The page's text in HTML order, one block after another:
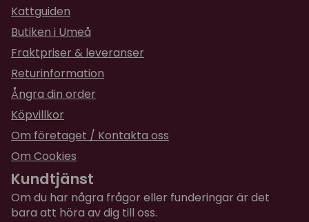
Kattguiden
Butiken i Umeå
Fraktpriser & leveranser
Returinformation
Ångra din order
Köpvillkor
Om företaget / Kontakta oss
Om Cookies
Kundtjänst
Om du har några frågor eller funderingar är det
bara att höra av dig till oss.